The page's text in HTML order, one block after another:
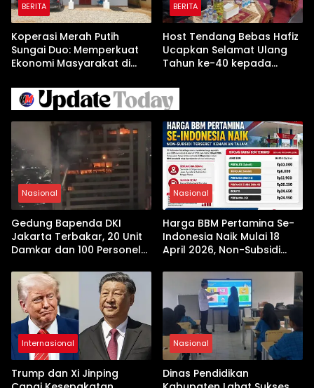
BERITA
Koperasi Merah Putih
Sungai Duo: Memperkuat
Ekonomi Masyarakat di
Permodalan
BERITA
Host Tendang Bebas Hafiz
Ucapkan Selamat Ulang
Tahun ke-40 kepada
Agung Pranajaya, S.I.K
Nasional
Gedung Bapenda DKI
Jakarta Terbakar, 20 Unit
Damkar dan 100 Personel
Nasional
Harga BBM Pertamina Se-
Indonesia Naik Mulai 18
April 2026, Non-Subsidi
Internasional
Trump dan Xi Jinping
Nasional
Dinas Pendidikan